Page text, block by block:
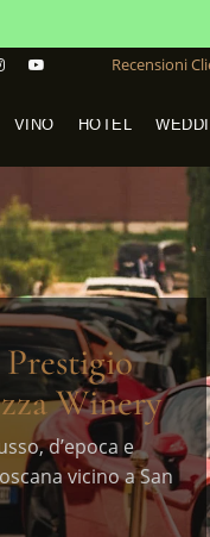
Recensioni
VINO HOTEL
Winery
d’epoca e
vicino a San